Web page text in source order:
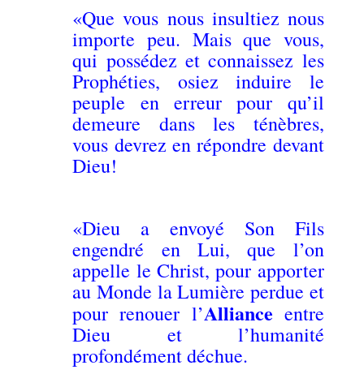
«Que vous nous insultiez nous
importe peu. Mais que vous,
qui possédez et connaissez les
Prophéties, osiez induire le
peuple en erreur pour qu’il
demeure dans les ténèbres,
vous devrez en répondre devant
Dieu!
«Dieu a envoyé Son Fils
engendré en Lui, que l’on
appelle le Christ, pour apporter
au Monde la Lumière perdue et
pour renouer l’Alliance entre
Dieu et l’humanité
profondément déchue.